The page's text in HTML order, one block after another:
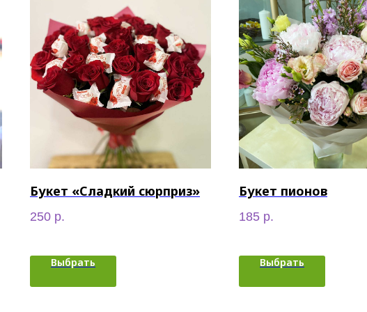
Букет «Сладкий сюрприз»
250 р.
Выбрать
Букет пионов
185 р.
Выбрать